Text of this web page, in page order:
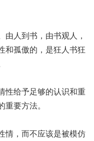
人到书，由书观人，
和孤傲的，是狂人书狂
给予足够的认识和重
要方法。
，而不应该是被模仿